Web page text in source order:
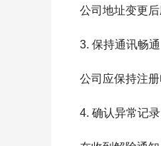
公司地址变更
3. 保持通讯畅通
公司应保持注
4. 确认异常记